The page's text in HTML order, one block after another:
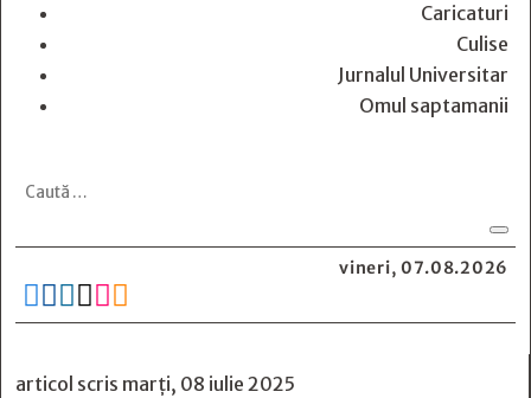
Caricaturi
Culise
Jurnalul Universitar
Omul saptamanii
vineri, 07.08.2026
     
articol scris marți, 08 iulie 2025